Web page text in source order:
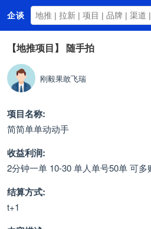
企谈
首页
商务资源
资讯动态
关于我们
【地推项目】 随手拍
刚毅果敢飞瑞
项目名称:
简简单单动动手
收益利润:
2分钟一单 10-30 单人单号50单 可多
结算方式:
t+1